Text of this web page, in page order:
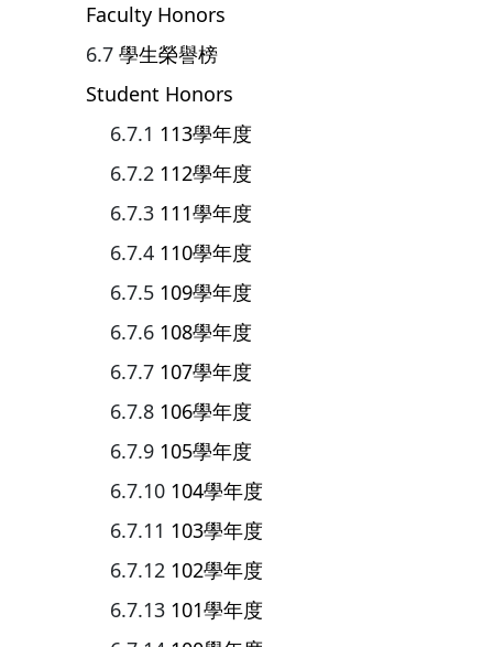
Faculty Honors
學生榮譽榜
Student Honors
113學年度
112學年度
111學年度
110學年度
109學年度
108學年度
107學年度
106學年度
105學年度
104學年度
103學年度
102學年度
101學年度